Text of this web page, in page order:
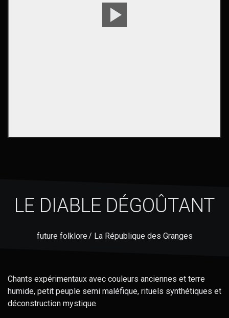
Voir
LE DIABLE DÉGOÛTANT
future folklore / La République des Granges
Chants expérimentaux avec couleurs anciennes et terre
humide, petit peuple semi maléfique, rituels synthétiques et
déconstruction mystique.